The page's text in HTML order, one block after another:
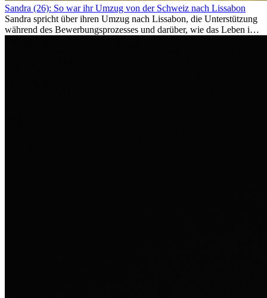
Sandra (26): So war ihr Umzug von der Schweiz nach Lissabon
Sandra spricht über ihren Umzug nach Lissabon, die Unterstützung
während des Bewerbungsprozesses und darüber, wie das Leben im